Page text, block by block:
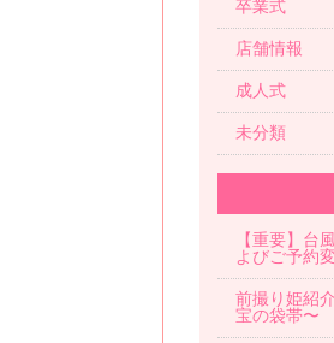
卒業式
店舗情報
成人式
未分類
【重要】台
よびご予約
前撮り姫紹
宝の袋帯〜